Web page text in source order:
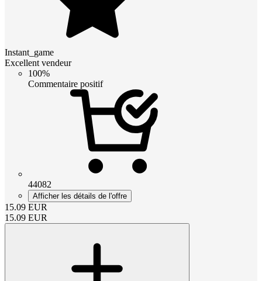
Instant_game
Excellent vendeur
100%
Commentaire positif
44082
Afficher les détails de l'offre
15.09 EUR
15.09 EUR